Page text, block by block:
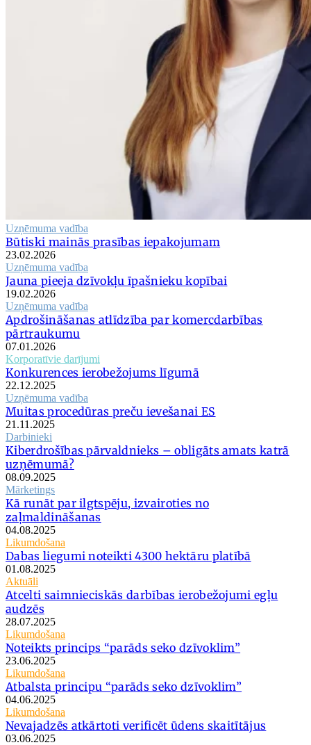
Uzņēmuma vadība
Būtiski mainās prasības iepakojumam
23.02.2026
Uzņēmuma vadība
Jauna pieeja dzīvokļu īpašnieku kopībai
19.02.2026
Uzņēmuma vadība
Apdrošināšanas atlīdzība par komercdarbības
pārtraukumu
07.01.2026
Korporatīvie darījumi
Konkurences ierobežojums līgumā
22.12.2025
Uzņēmuma vadība
Muitas procedūras preču ievešanai ES
21.11.2025
Darbinieki
Kiberdrošības pārvaldnieks – obligāts amats katrā
uzņēmumā?
08.09.2025
Mārketings
Kā runāt par ilgtspēju, izvairoties no
zaļmaldināšanas
04.08.2025
Likumdošana
Dabas liegumi noteikti 4300 hektāru platībā
01.08.2025
Aktuāli
Atcelti saimnieciskās darbības ierobežojumi egļu
audzēs
28.07.2025
Likumdošana
Noteikts princips “parāds seko dzīvoklim”
23.06.2025
Likumdošana
Atbalsta principu “parāds seko dzīvoklim”
04.06.2025
Likumdošana
Nevajadzēs atkārtoti verificēt ūdens skaitītājus
03.06.2025